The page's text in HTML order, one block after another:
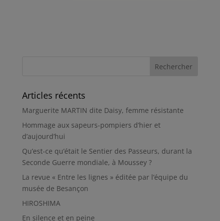
Articles récents
Marguerite MARTIN dite Daisy, femme résistante
Hommage aux sapeurs-pompiers d’hier et
d’aujourd’hui
Qu’est-ce qu’était le Sentier des Passeurs, durant la
Seconde Guerre mondiale, à Moussey ?
La revue « Entre les lignes » éditée par l’équipe du
musée de Besançon
HIROSHIMA
En silence et en peine